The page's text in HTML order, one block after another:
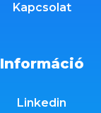
Kapcsolat
Információ
Linkedin